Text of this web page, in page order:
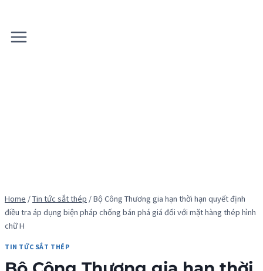
content
Home /Tin tức sắt thép /Bộ Công Thương gia hạn thời hạn quyết định
điều tra áp dụng biện pháp chống bán phá giá đối với mặt hàng thép hình
chữ H
TIN TỨC SẮT THÉP